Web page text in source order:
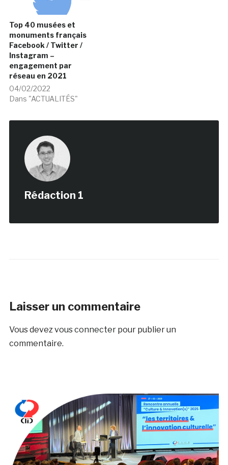
Top 40 musées et
monuments français
Facebook / Twitter /
Instagram –
engagement par
réseau en 2021
04/02/2022
Dans "ACTUALITÉS"
Rédaction 1
Laisser un commentaire
Vous devezvous connecterpour publier un
commentaire.